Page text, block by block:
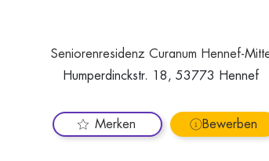
Seniorenresidenz Curanum Hennef-
Humperdinckstr. 18, 53773 Hennef
Merken Bewerben